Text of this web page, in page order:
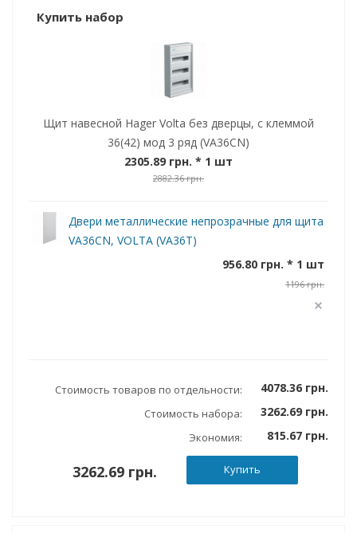
Купить набор
Щит навесной Hager Volta без дверцы, с клеммой
36(42) мод 3 ряд (VA36CN)
2305.89 грн. * 1 шт
2882.36 грн.
Двери металлические непрозрачные для щита
VA36CN, VOLTA (VA36T)
956.80 грн. * 1 шт
1196 грн.
Стоимость товаров по отдельности: 4078.36 грн.
Стоимость набора: 3262.69 грн.
Экономия: 815.67 грн.
3262.69 грн. Купить